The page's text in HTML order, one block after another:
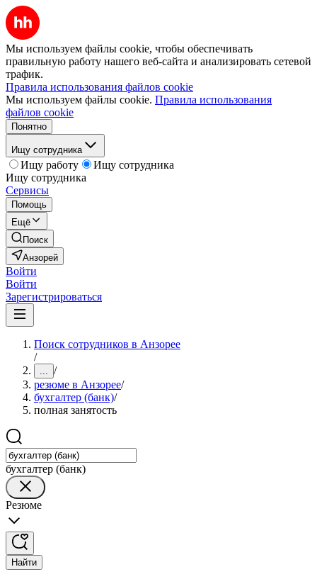
Мы используем файлы cookie, чтобы обеспечивать
правильную работу нашего веб-сайта и анализировать сетевой
трафик.
Правила использования файлов cookie
Мы используем файлы cookie. Правила использования
файлов cookie
Понятно
Ищу сотрудника
Ищу работу
Ищу сотрудника
Ищу сотрудника
Сервисы
Помощь
Ещё
Поиск
Анзорей
Войти
Войти
Зарегистрироваться
Поиск сотрудников в Анзорее
/
... /
резюме в Анзорее/
бухгалтер (банк)/
полная занятость
бухгалтер (банк)
Резюме
Найти